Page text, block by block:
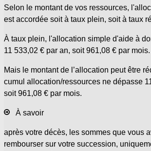
Selon le montant de vos ressources,
est accordée soit à taux plein, soit à taux
À taux plein, l'allocation simple d'aide à
11 533,02 € par an, soit961,08 € par mois.
Mais le montant de l’allocation peut être
cumul allocation/ressources ne dépasse
soit961,08 € par mois.
À savoir
après votre décès, les sommes que vous
rembourser sur votre succession,